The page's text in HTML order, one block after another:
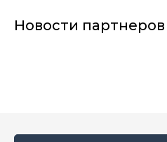
Новости партнеров